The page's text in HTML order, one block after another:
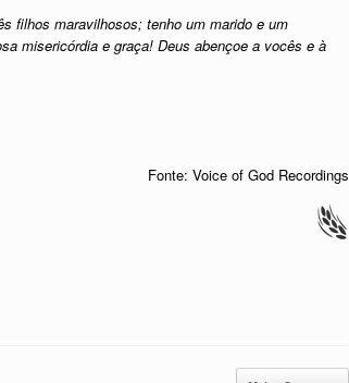
filhos maravilhosos; tenho um marido e um
misericórdia e graça! Deus abençoe a vocês e à
Fonte: Voice of God Recordings